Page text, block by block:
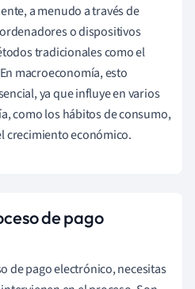
a menudo a través de
o dispositivos
tradicionales como el
macroeconomía, esto
ya que influye en varios
como los hábitos de consumo,
crecimiento económico.
de pago
de pago electrónico, necesitas